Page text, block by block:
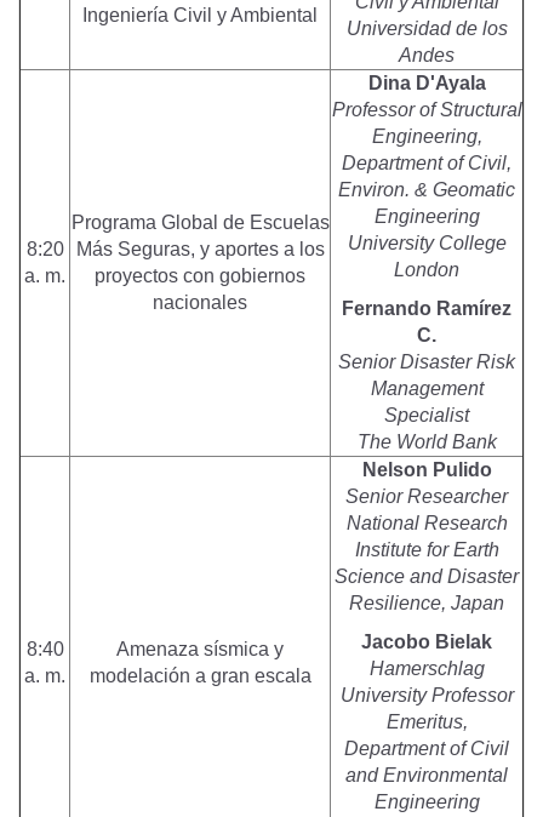
Ingeniería Civil y Ambiental
Universidad de los
Andes
8:20
a. m.
Programa Global de Escuelas
Más Seguras, y aportes a los
proyectos con gobiernos
nacionales
Dina D'Ayala
Professor of Structural
Engineering,
Department of Civil,
Environ. & Geomatic
Engineering
University College
London
Fernando Ramírez
C.
Senior Disaster Risk
Management
Specialist
The World Bank
8:40
a. m.
Amenaza sísmica y
modelación a gran escala
Nelson Pulido
Senior Researcher
National Research
Institute for Earth
Science and Disaster
Resilience, Japan
Jacobo Bielak
Hamerschlag
University Professor
Emeritus,
Department of Civil
and Environmental
Engineering